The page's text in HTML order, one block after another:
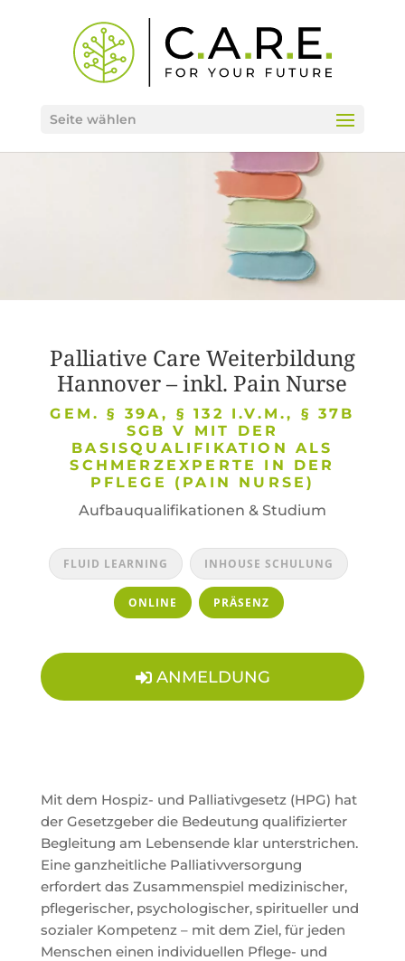
Seite wählen
Palliative Care Weiterbildung
Hannover – inkl. Pain Nurse
GEM. § 39A, § 132 I.V.M., § 37B
SGB V MIT DER
BASISQUALIFIKATION ALS
SCHMERZEXPERTE IN DER
PFLEGE (PAIN NURSE)
Aufbauqualifikationen & Studium
FLUID LEARNING INHOUSE SCHULUNG
ONLINE PRÄSENZ
ANMELDUNG
Mit dem Hospiz- und Palliativgesetz (HPG) hat
der Gesetzgeber die Bedeutung qualifizierter
Begleitung am Lebensende klar unterstrichen.
Eine ganzheitliche Palliativversorgung
erfordert das Zusammenspiel medizinischer,
pflegerischer, psychologischer, spiritueller und
sozialer Kompetenz – mit dem Ziel, für jeden
Menschen einen individuellen Pflege- und